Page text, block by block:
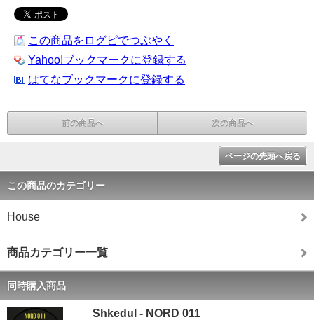
この商品をログピでつぶやく
Yahoo!ブックマークに登録する
はてなブックマークに登録する
前の商品へ 次の商品へ
ページの先頭へ戻る
この商品のカテゴリー
House
商品カテゴリー一覧
同時購入商品
Shkedul - NORD 011